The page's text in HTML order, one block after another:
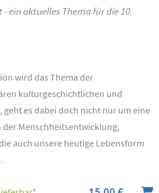
ein aktuelles Thema für die 10.
wird das Thema der
kulturgeschichtlichen und
geht es dabei doch nicht nur um eine
Menschheitsentwicklung,
auch unsere heutige Lebensform